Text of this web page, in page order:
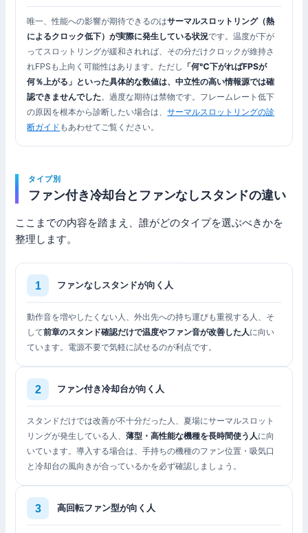
唯一、性能への影響が期待できるのはサーマルスロットリング（熱
によるクロック低下）が実際に発生している状況です。温度が下が
ってスロットリングが緩和されれば、その分だけクロックが維持さ
れFPSも上向く可能性はあります。ただし 「何℃下がればFPSが
何％上がる」といった具体的な数値は、中立性の高い情報源では確
認できませんでした 。過度な期待は禁物です。フレームレート低下
の原因を根本から診断したい場合は、サーマルスロットリングの診
断ガイド もあわせてご覧ください。
タイプ別
ファン付き冷却台とファンなしスタンドの違い
ここまでの内容を踏まえ、誰がどのタイプを選ぶべきかを
整理します。
ファンなしスタンドが向く人
動作音を増やしたくない人、外出先への持ち運びも重視する人、そ
して前章のスタンド確認だけで温度やファン音が改善した人 に向い
ています。電源不要で気軽に試せるのが利点です。
ファン付き冷却台が向く人
スタンドだけでは改善が不十分だった人、夏場にサーマルスロット
リングが発生している人、薄型・高性能な機種を長時間使う人 に向
いています。導入する場合は、手持ちの機種のファン位置・吸気口
と冷却台の風向きが合っているかを必ず確認しましょう。
高回転ファン型が向く人